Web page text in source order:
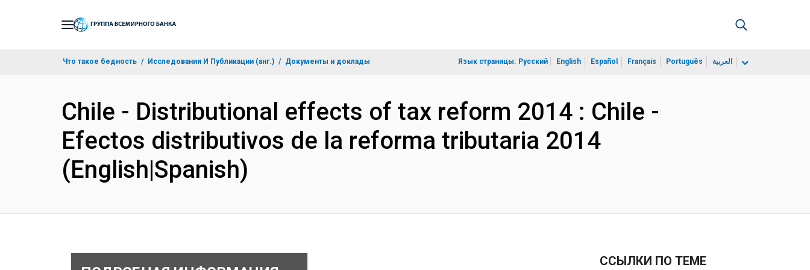
Что такое бедность Исследования И Публикации (анг.) Документы и доклады Язык страницы: Русский English Español Français Português العربية
Chile - Distributional effects of tax reform 2014 : Chile -
Efectos distributivos de la reforma tributaria 2014
(English|Spanish)
ССЫЛКИ ПО ТЕМЕ